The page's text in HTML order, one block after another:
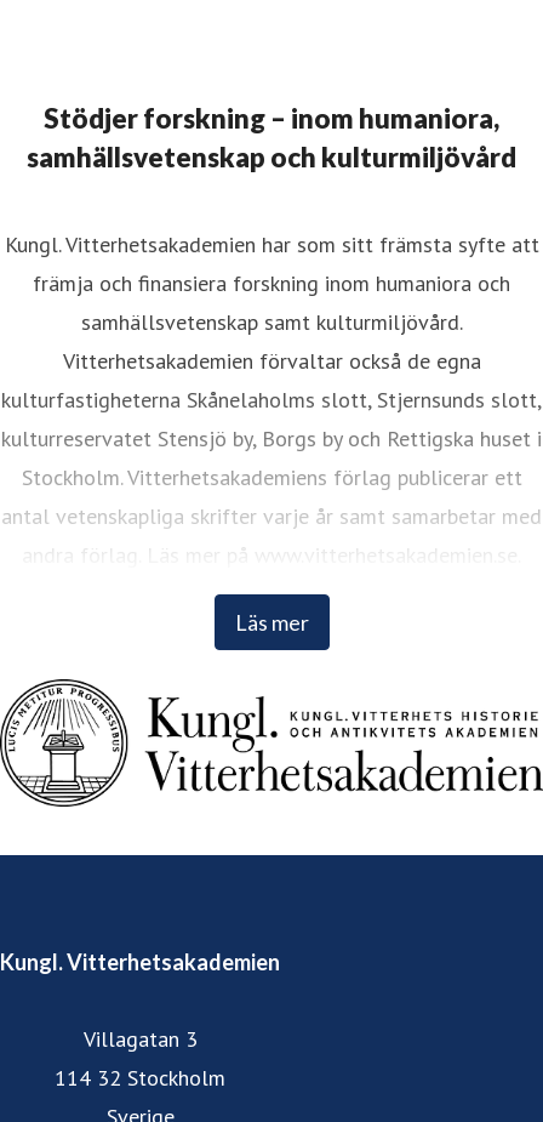
Stödjer forskning – inom humaniora,
samhällsvetenskap och kulturmiljövård
Läs mer
Kungl. Vitterhetsakademien har som sitt främsta syfte att
främja och finansiera forskning inom humaniora och
samhällsvetenskap samt kulturmiljövård.
Vitterhetsakademien förvaltar också de egna
kulturfastigheterna Skånelaholms slott, Stjernsunds slott,
kulturreservatet Stensjö by, Borgs by och Rettigska huset i
Stockholm. Vitterhetsakademiens förlag publicerar ett
antal vetenskapliga skrifter varje år samt samarbetar med
Kungl. Vitterhetsakademien
Villagatan 3
114 32 Stockholm